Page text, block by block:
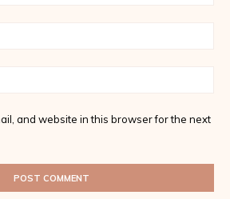
and website in this browser for the next